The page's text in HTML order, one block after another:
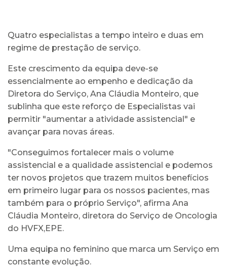
Quatro especialistas a tempo inteiro e duas em
regime de prestação de serviço.
Este crescimento da equipa deve-se
essencialmente ao empenho e dedicação da
Diretora do Serviço, Ana Cláudia Monteiro, que
sublinha que este reforço de Especialistas vai
permitir "aumentar a atividade assistencial" e
avançar para novas áreas.
"Conseguimos fortalecer mais o volume
assistencial e a qualidade assistencial e podemos
ter novos projetos que trazem muitos benefícios
em primeiro lugar para os nossos pacientes, mas
também para o próprio Serviço", afirma Ana
Cláudia Monteiro, diretora do Serviço de Oncologia
do HVFX,EPE.
Uma equipa no feminino que marca um Serviço em
constante evolução.